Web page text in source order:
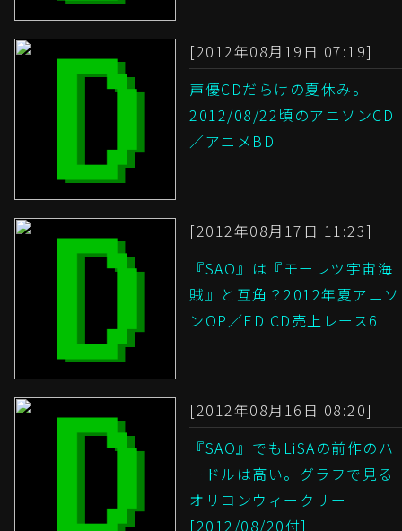
[2012年08月19日 07:19]
声優CDだらけの夏休み。
2012/08/22頃のアニソンCD
／アニメBD
[2012年08月17日 11:23]
『SAO』は『モーレツ宇宙海
賊』と互角？2012年夏アニソ
ンOP／ED CD売上レース6
[2012年08月16日 08:20]
『SAO』でもLiSAの前作のハ
ードルは高い。グラフで見る
オリコンウィークリー
[2012/08/20付]